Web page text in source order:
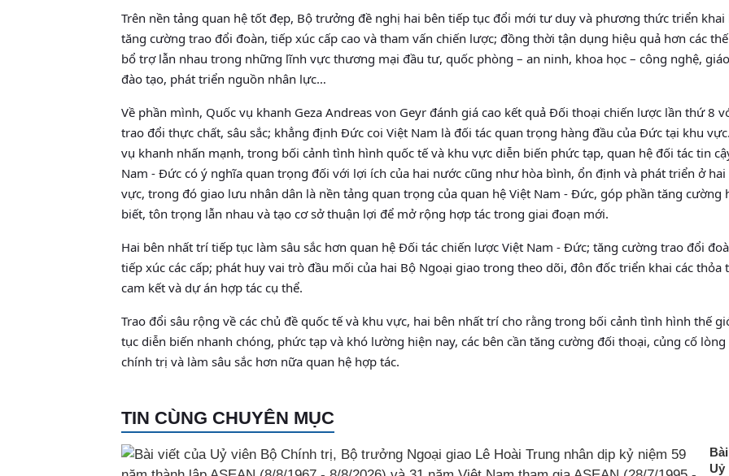
Trên nền tảng quan hệ tốt đẹp, Bộ trưởng đề nghị hai bên tiếp tục đổi mới tư duy và phương thức triển khai
tăng cường trao đổi đoàn, tiếp xúc cấp cao và tham vấn chiến lược; đồng thời tận dụng hiệu quả hơn các
bổ trợ lẫn nhau trong những lĩnh vực thương mại đầu tư, quốc phòng – an ninh, khoa học – công nghệ,
đào tạo, phát triển nguồn nhân lực…
Về phần mình, Quốc vụ khanh Geza Andreas von Geyr đánh giá cao kết quả Đối thoại chiến lược lần thứ 8
trao đổi thực chất, sâu sắc; khẳng định Đức coi Việt Nam là đối tác quan trọng hàng đầu của Đức tại khu
vụ khanh nhấn mạnh, trong bối cảnh tình hình quốc tế và khu vực diễn biến phức tạp, quan hệ đối tác tin
Nam - Đức có ý nghĩa quan trọng đối với lợi ích của hai nước cũng như hòa bình, ổn định và phát triển ở hai
vực, trong đó giao lưu nhân dân là nền tảng quan trọng của quan hệ Việt Nam - Đức, góp phần tăng cường
biết, tôn trọng lẫn nhau và tạo cơ sở thuận lợi để mở rộng hợp tác trong giai đoạn mới.
Hai bên nhất trí tiếp tục làm sâu sắc hơn quan hệ Đối tác chiến lược Việt Nam - Đức; tăng cường trao đổi
tiếp xúc các cấp; phát huy vai trò đầu mối của hai Bộ Ngoại giao trong theo dõi, đôn đốc triển khai các thỏa
cam kết và dự án hợp tác cụ thể.
Trao đổi sâu rộng về các chủ đề quốc tế và khu vực, hai bên nhất trí cho rằng trong bối cảnh tình hình thế
tục diễn biến nhanh chóng, phức tạp và khó lường hiện nay, các bên cần tăng cường đối thoại, củng cố lòng
chính trị và làm sâu sắc hơn nữa quan hệ hợp tác.
TIN CÙNG CHUYÊN MỤC